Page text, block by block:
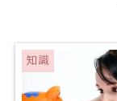
知識